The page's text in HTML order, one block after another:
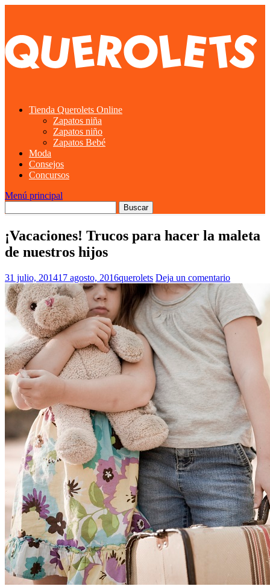
Tienda Querolets Online
Zapatos niña
Zapatos niño
Zapatos Bebé
Moda
Consejos
Concursos
Menú principal
¡Vacaciones! Trucos para hacer la maleta
de nuestros hijos
31 julio, 201417 agosto, 2016querolets Deja un comentario